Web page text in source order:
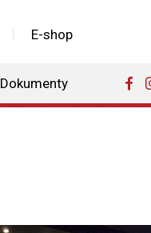
E-shop
Dokumenty